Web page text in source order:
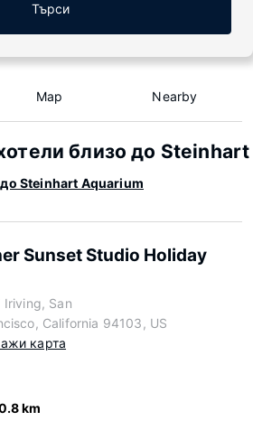
Търси
Map Nearby
близо до
Steinhart Aquarium
Sunset Studio Holiday
Iriving, San
California 94103, US
карта
km